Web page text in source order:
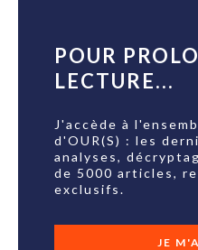
POUR
LECTURE...
J'accède à
d'OUR(S) : les
analyses,
de 5000 articles,
exclusifs.
JE